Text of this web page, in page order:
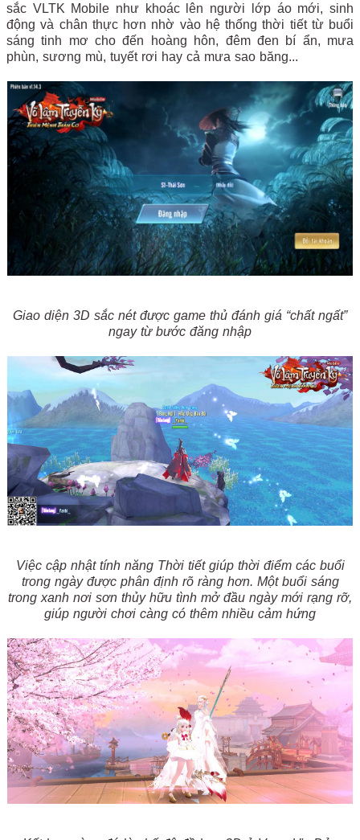
sắc VLTK Mobile như khoác lên người lớp áo mới, sinh
động và chân thực hơn nhờ vào hệ thống thời tiết từ buổi
sáng tinh mơ cho đến hoàng hôn, đêm đen bí ẩn, mưa
phùn, sương mù, tuyết rơi hay cả mưa sao băng...
Giao diện 3D sắc nét được game thủ đánh giá “chất ngất”
ngay từ bước đăng nhập
Việc cập nhật tính năng Thời tiết giúp thời điểm các buổi
trong ngày được phân định rõ ràng hơn. Một buổi sáng
trong xanh nơi sơn thủy hữu tình mở đầu ngày mới rạng rỡ,
giúp người chơi càng có thêm nhiều cảm hứng